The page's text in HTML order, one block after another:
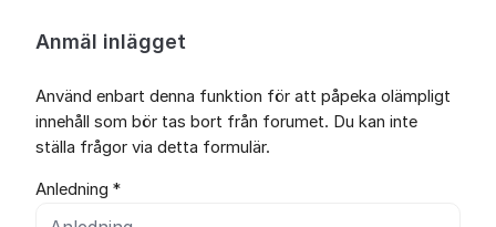
Anmäl inlägget
Använd enbart denna funktion för att påpeka olämpligt
innehåll som bör tas bort från forumet. Du kan inte
ställa frågor via detta formulär.
Anledning *